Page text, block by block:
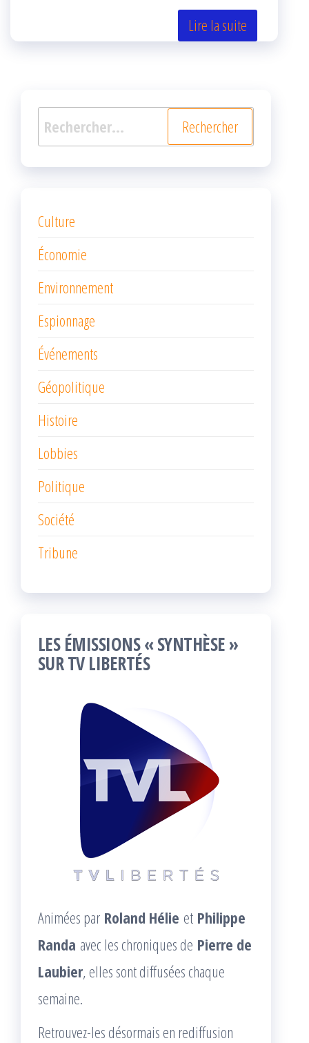
k r
Lire la suite
Rechercher :
Culture
Économie
Environnement
Espionnage
Événements
Géopolitique
Histoire
Lobbies
Politique
Société
Tribune
LES ÉMISSIONS « SYNTHÈSE »
SUR TV LIBERTÉS
Animées par Roland Hélie et Philippe
Randa avec les chroniques de Pierre de
Laubier, elles sont diffusées chaque
semaine.
Retrouvez-les désormais en rediffusion